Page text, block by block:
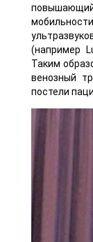
(например
Таким
венозный
постели